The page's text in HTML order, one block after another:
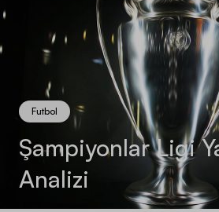
Futbol
Şampiyonlar Ligi
Analizi